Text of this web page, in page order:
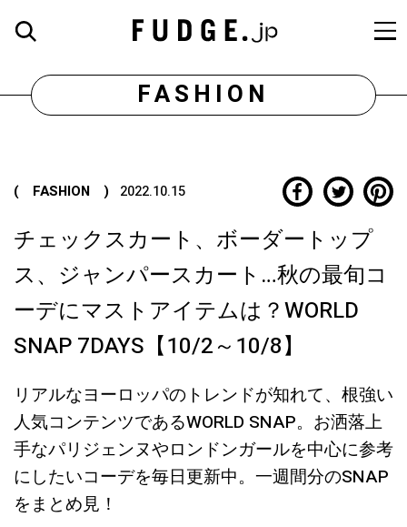
FASHION
( FASHION ) 2022.10.15
チェックスカート、ボーダートップ
ス、ジャンパースカート…秋の最旬コ
ーデにマストアイテムは？WORLD
SNAP 7DAYS【10/2～10/8】
リアルなヨーロッパのトレンドが知れて、根強い
人気コンテンツであるWORLD SNAP。お洒落上
手なパリジェンヌやロンドンガールを中心に参考
にしたいコーデを毎日更新中。一週間分のSNAP
をまとめ見！